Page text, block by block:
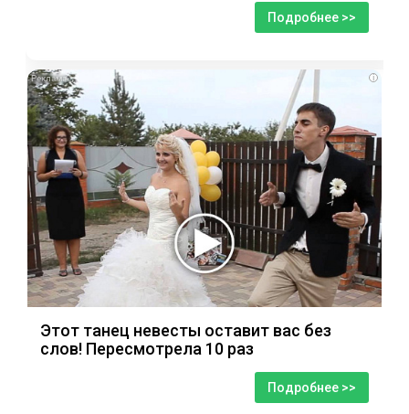
Подробнее >>
i
Этот танец невесты оставит вас без
слов! Пересмотрела 10 раз
Подробнее >>